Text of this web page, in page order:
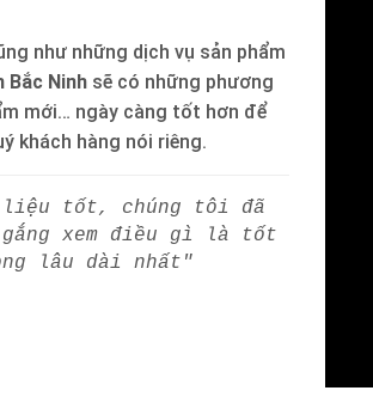
như những dịch vụ sản phẩm
Bắc Ninh sẽ có những phương
mới… ngày càng tốt hơn để
khách hàng nói riêng.
liệu tốt, chúng tôi đã
xem điều gì là tốt
lâu dài nhất"